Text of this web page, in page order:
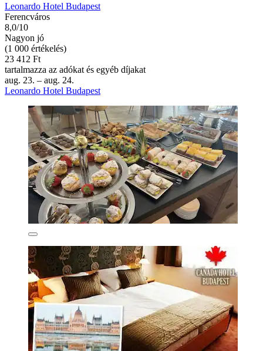
Leonardo Hotel Budapest
Ferencváros
8,0/10
Nagyon jó
(1 000 értékelés)
23 412 Ft
tartalmazza az adókat és egyéb díjakat
aug. 23. – aug. 24.
Leonardo Hotel Budapest